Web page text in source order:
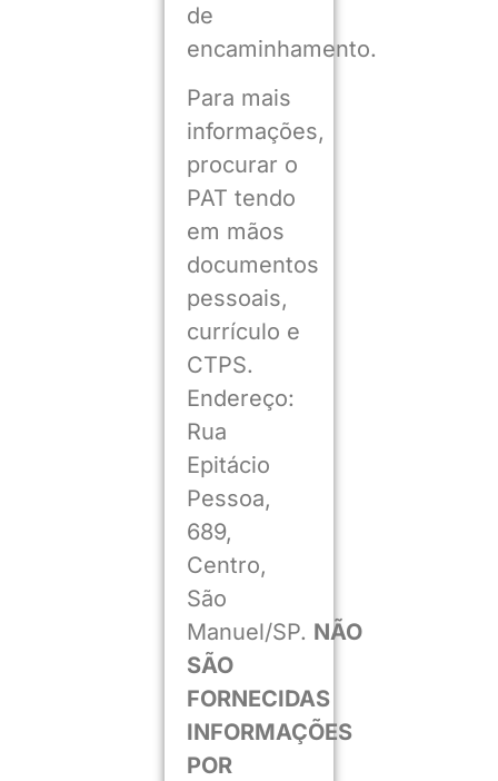
de
encaminhamento.
Para mais
informações,
procurar o
PAT tendo
em mãos
documentos
pessoais,
currículo e
CTPS.
Endereço:
Rua
Epitácio
Pessoa,
689,
Centro,
São
Manuel/SP. NÃO
SÃO
FORNECIDAS
INFORMAÇÕES
POR